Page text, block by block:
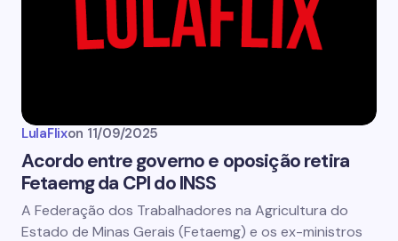
LulaFlixon 11/09/2025
Acordo entre governo e oposição retira
Fetaemg da CPI do INSS
A Federação dos Trabalhadores na Agricultura do
Estado de Minas Gerais (Fetaemg) e os ex-ministros